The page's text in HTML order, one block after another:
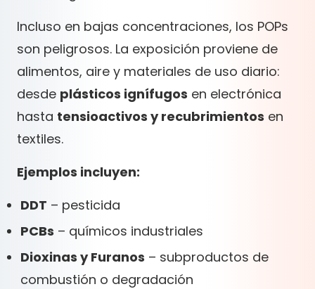
Incluso en bajas concentraciones, los POPs
son peligrosos. La exposición proviene de
alimentos, aire y materiales de uso diario:
desde plásticos ignífugos en electrónica
hasta tensioactivos y recubrimientos en
textiles.
Ejemplos incluyen:
DDT – pesticida
PCBs – químicos industriales
Dioxinas y Furanos – subproductos de
combustión o degradación